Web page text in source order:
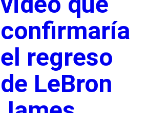
confirmaría
el regreso
de LeBron